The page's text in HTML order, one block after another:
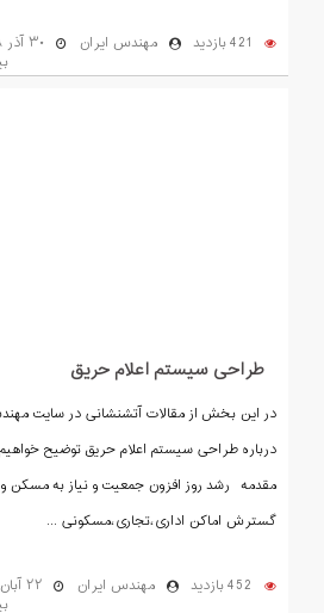
421 بازدید مهندس ایران ۳۰ آذر ۱۳۹۸
طراحی سیستم اعلام حریق
در این بخش از مقالات آتشنشانی در سایت
درباره طراحی سیستم اعلام حریق توضیح
مقدمه رشد روز افزون جمعیت و نیاز به مسکن
گسترش اماکن اداری،تجاری،مسکونی ...
452 بازدید مهندس ایران ۲۲ آبان ۱۳۹۸